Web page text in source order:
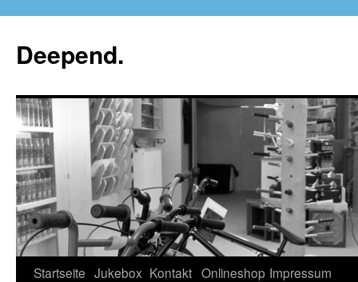
Deepend.
Startseite Jukebox Kontakt Onlineshop Impressum